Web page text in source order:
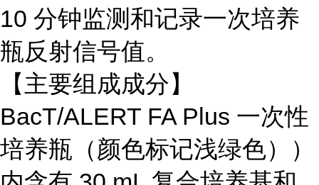
10 分钟监测和记录一次培养
瓶反射信号值。
【主要组成成分】
BacT/ALERT FA Plus 一次性
培养瓶（颜色标记浅绿色））